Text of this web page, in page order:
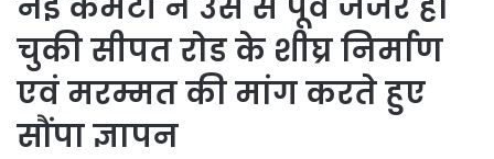
चुकी सीपत रोड के शीघ्र निर्माण
एवं मरम्मत की मांग करते हुए
सौंपा ज्ञापन